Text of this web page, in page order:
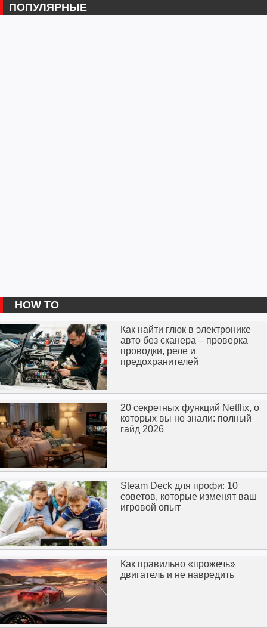
ПОПУЛЯРНЫЕ
HOW TO
Как найти глюк в электронике
авто без сканера – проверка
проводки, реле и
предохранителей
20 секретных функций Netflix, о
которых вы не знали: полный
гайд 2026
Steam Deck для профи: 10
советов, которые изменят ваш
игровой опыт
Как правильно «прожечь»
двигатель и не навредить